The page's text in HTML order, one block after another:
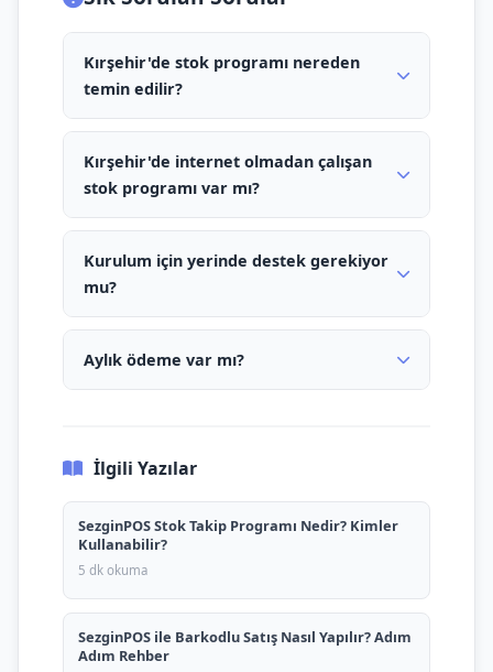
Kırşehir'de stok programı nereden
temin edilir?
Kırşehir'de internet olmadan çalışan
stok programı var mı?
Kurulum için yerinde destek gerekiyor
mu?
Aylık ödeme var mı?
İlgili Yazılar
SezginPOS Stok Takip Programı Nedir? Kimler
Kullanabilir?
5 dk okuma
SezginPOS ile Barkodlu Satış Nasıl Yapılır? Adım
Adım Rehber